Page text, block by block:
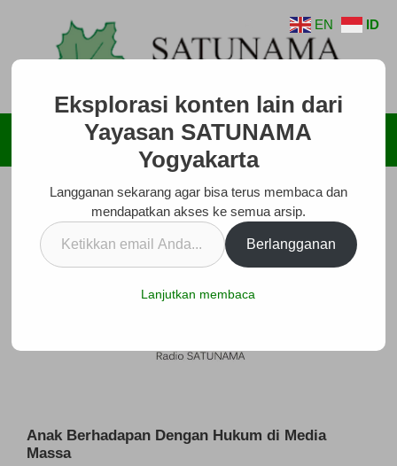
Menu
Anak Berhadapan Dengan Hukum di Media
Massa
EN ID
Eksplorasi konten lain dari
Yayasan SATUNAMA
Yogyakarta
Langganan sekarang agar bisa terus membaca dan
mendapatkan akses ke semua arsip.
Ketikkan
email
Berlangganan
Lanjutkan membaca